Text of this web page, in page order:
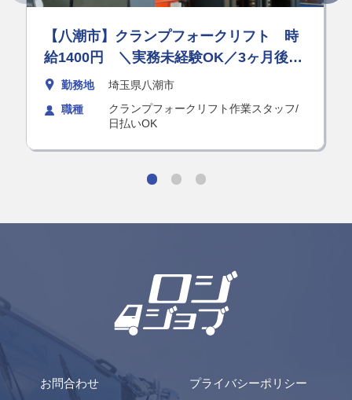
【八潮市】クランプフォークリフト 時
給1400円 ＼実務未経験OK／3ヶ月後に
正社員登用あり！？月収25万で安定収入
♪女性が大活躍中なオシゴトです★
勤務地 埼玉県八潮市
職種
クランプフォークリフト作業スタッフ/
日払いOK
プライバシーポリシー
お問合わせ